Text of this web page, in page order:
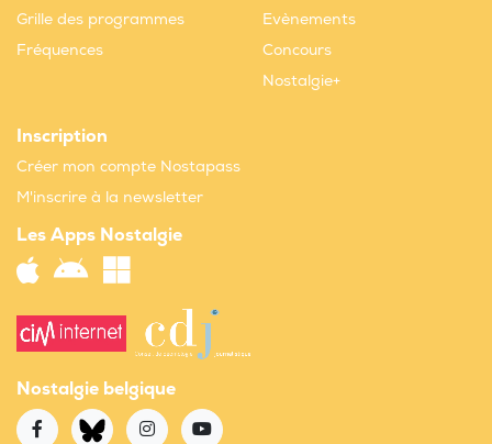
Grille des programmes
Fréquences
Evènements
Concours
Nostalgie+
Inscription
Créer mon compte Nostapass
M'inscrire à la newsletter
Les Apps Nostalgie
Nostalgie belgique